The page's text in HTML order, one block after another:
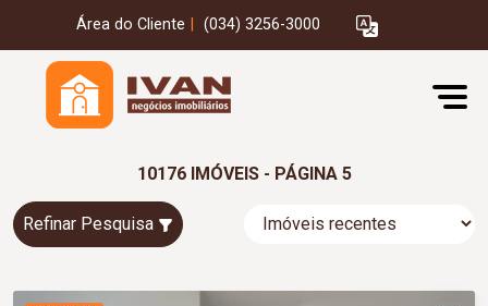
Área do Cliente (034) 3256-3000
10176 IMÓVEIS - PÁGINA 5
Refinar Pesquisa